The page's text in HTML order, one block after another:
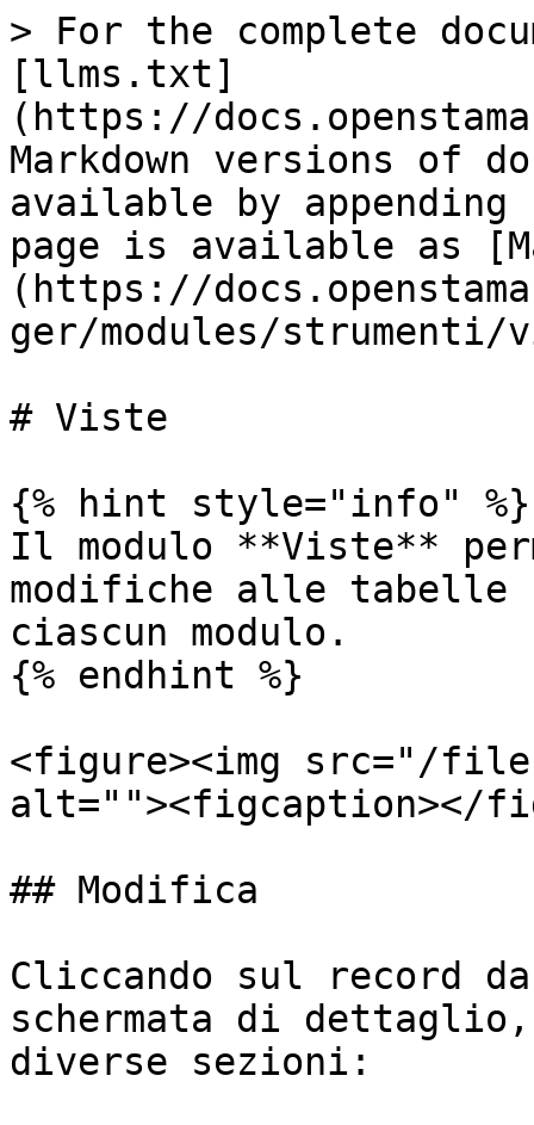
> For the complete
[llms.txt]
(https://
Markdown versions of
available by
page is available as
(https://
ger/modules/strumenti/
# Viste
{% hint style="info" %}
Il modulo **Viste**
modifiche alle
ciascun modulo.
{% endhint %}
<figure><img src="/files/
alt=""><figcaption></
## Modifica
Cliccando sul record
schermata di
diverse sezioni: